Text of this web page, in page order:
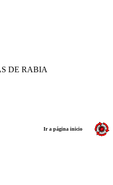
DE RABIA
Ir a página inicio